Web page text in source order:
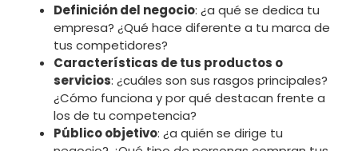
Definición del negocio: ¿a qué se dedica tu
empresa? ¿Qué hace diferente a tu marca de
tus competidores?
Características de tus productos o
servicios: ¿cuáles son sus rasgos principales?
¿Cómo funciona y por qué destacan frente a
los de tu competencia?
Público objetivo: ¿a quién se dirige tu